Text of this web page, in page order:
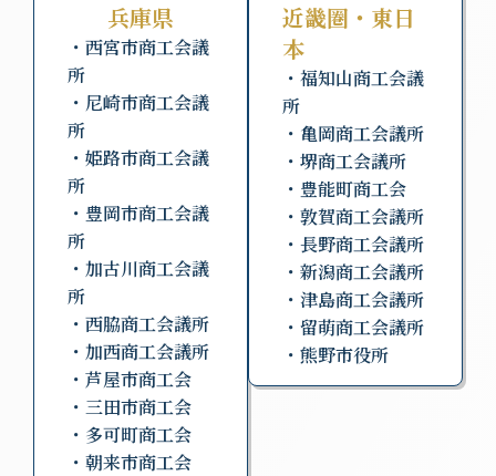
兵庫県
・西宮市商工会議
所
・尼崎市商工会議
所
・姫路市商工会議
所
・豊岡市商工会議
所
・加古川商工会議
所
・西脇商工会議所
・加西商工会議所
・芦屋市商工会
・三田市商工会
・多可町商工会
・朝来市商工会
近畿圏・東日
本
・福知山商工会議
所
・亀岡商工会議所
・堺商工会議所
・豊能町商工会
・敦賀商工会議所
・長野商工会議所
・新潟商工会議所
・津島商工会議所
・留萌商工会議所
・熊野市役所